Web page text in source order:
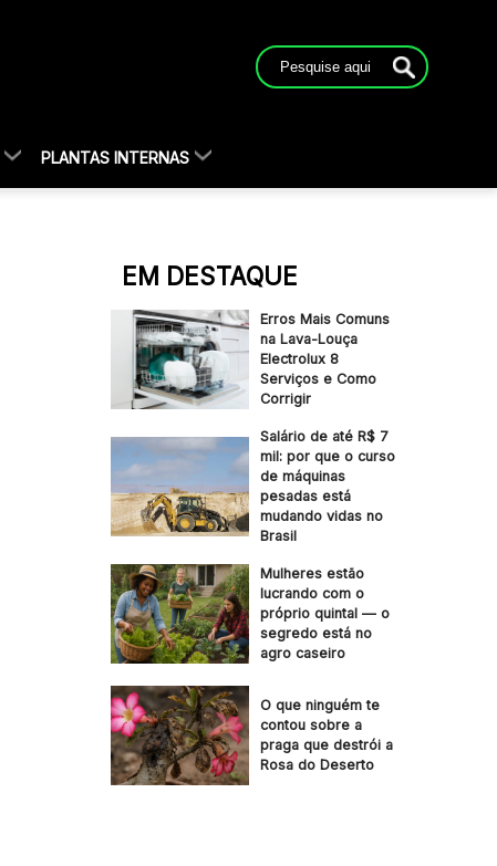
PLANTAS INTERNAS
EM DESTAQUE
Erros Mais Comuns
na Lava-Louça
Electrolux 8
Serviços e Como
Corrigir
Salário de até R$ 7
mil: por que o curso
de máquinas
pesadas está
mudando vidas no
Brasil
Mulheres estão
lucrando com o
próprio quintal — o
segredo está no
agro caseiro
O que ninguém te
contou sobre a
praga que destrói a
Rosa do Deserto